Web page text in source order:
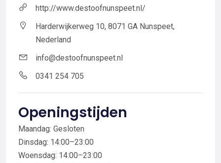
http://www.destoofnunspeet.nl/
Harderwijkerweg 10, 8071 GA Nunspeet,
Nederland
info@destoofnunspeet.nl
0341 254 705
Openingstijden
Maandag: Gesloten
Dinsdag: 14:00–23:00
Woensdag: 14:00–23:00